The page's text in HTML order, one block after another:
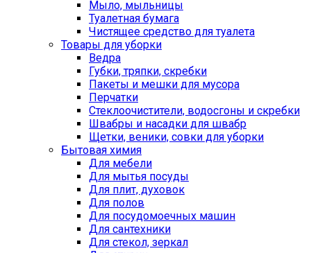
Мыло, мыльницы
Туалетная бумага
Чистящее средство для туалета
Товары для уборки
Ведра
Губки, тряпки, скребки
Пакеты и мешки для мусора
Перчатки
Стеклоочистители, водосгоны и скребки
Швабры и насадки для швабр
Щетки, веники, совки для уборки
Бытовая химия
Для мебели
Для мытья посуды
Для плит, духовок
Для полов
Для посудомоечных машин
Для сантехники
Для стекол, зеркал